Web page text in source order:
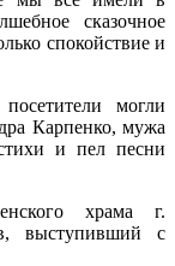
сказочное
спокойствие и
могли
Карпенко, мужа
и пел песни
храма г.
выступивший с